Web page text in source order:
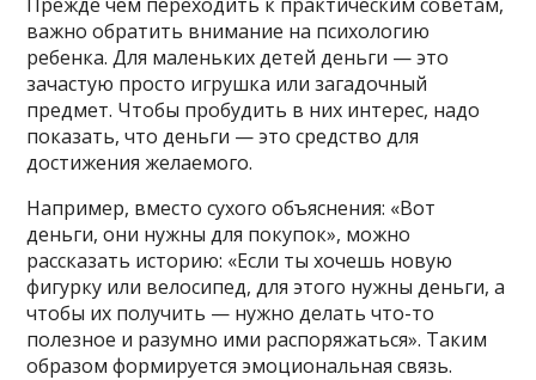
важно обратить внимание на психологию
ребенка. Для маленьких детей деньги — это
зачастую просто игрушка или загадочный
предмет. Чтобы пробудить в них интерес, надо
показать, что деньги — это средство для
достижения желаемого.
Например, вместо сухого объяснения: «Вот
деньги, они нужны для покупок», можно
рассказать историю: «Если ты хочешь новую
фигурку или велосипед, для этого нужны деньги, а
чтобы их получить — нужно делать что-то
полезное и разумно ими распоряжаться». Таким
образом формируется эмоциональная связь.